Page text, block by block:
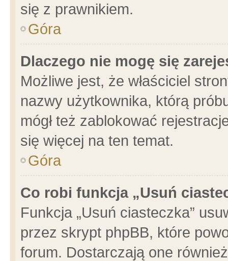
się z prawnikiem.
Góra
Dlaczego nie mogę się
Możliwe jest, że właściciel
nazwy użytkownika, którą
mógł też zablokować
się więcej na ten temat.
Góra
Co robi funkcja „Usuń
Funkcja „Usuń ciasteczka”
przez skrypt phpBB, które
forum. Dostarczają one